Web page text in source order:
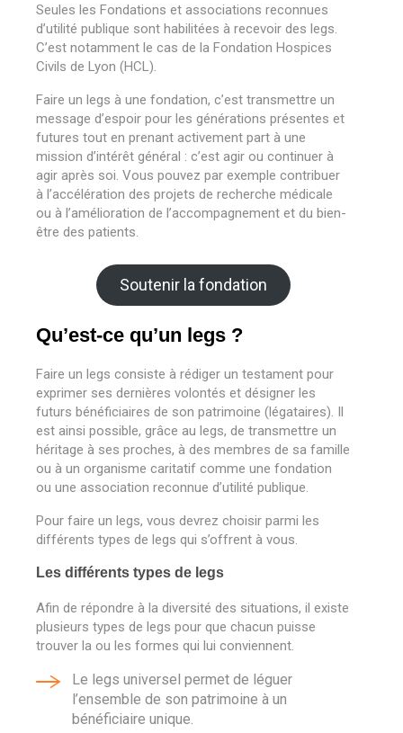
Seules les Fondations et associations reconnues
d’utilité publique sont habilitées à recevoir des legs.
C’est notamment le cas de la Fondation Hospices
Civils de Lyon (HCL).
Faire un legs à une fondation, c’est transmettre un
message d’espoir pour les générations présentes et
futures tout en prenant activement part à une
mission d’intérêt général : c’est agir ou continuer à
agir après soi. Vous pouvez par exemple contribuer
à l’accélération des projets de recherche médicale
ou à l’amélioration de l’accompagnement et du bien-
être des patients.
Soutenir la fondation
Qu’est-ce qu’un legs ?
Faire un legs consiste à rédiger un testament pour
exprimer ses dernières volontés et désigner les
futurs bénéficiaires de son patrimoine (légataires). Il
est ainsi possible, grâce au legs, de transmettre un
héritage à ses proches, à des membres de sa famille
ou à un organisme caritatif comme une fondation
ou une association reconnue d’utilité publique.
Pour faire un legs, vous devrez choisir parmi les
différents types de legs qui s’offrent à vous.
Les différents types de legs
Afin de répondre à la diversité des situations, il existe
plusieurs types de legs pour que chacun puisse
trouver la ou les formes qui lui conviennent.
Le legs universel permet de léguer
l’ensemble de son patrimoine à un
bénéficiaire unique.